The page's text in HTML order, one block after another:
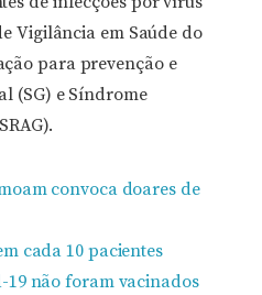
Vigilância em Saúde do
para prevenção e
(SG) e Síndrome
convoca doares de
cada 10 pacientes
19 não foram vacinados